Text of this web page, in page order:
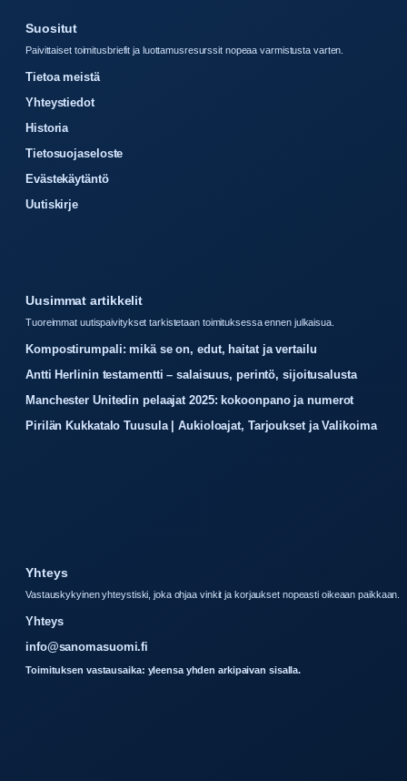
Suositut
Paivittaiset toimitusbriefit ja luottamusresurssit nopeaa varmistusta varten.
Tietoa meistä
Yhteystiedot
Historia
Tietosuojaseloste
Evästekäytäntö
Uutiskirje
Uusimmat artikkelit
Tuoreimmat uutispaivitykset tarkistetaan toimituksessa ennen julkaisua.
Kompostirumpali: mikä se on, edut, haitat ja vertailu
Antti Herlinin testamentti – salaisuus, perintö, sijoitusalusta
Manchester Unitedin pelaajat 2025: kokoonpano ja numerot
Pirilän Kukkatalo Tuusula | Aukioloajat, Tarjoukset ja Valikoima
Yhteys
Vastauskykyinen yhteystiski, joka ohjaa vinkit ja korjaukset nopeasti oikeaan paikkaan.
Yhteys
info@sanomasuomi.fi
Toimituksen vastausaika: yleensa yhden arkipaivan sisalla.